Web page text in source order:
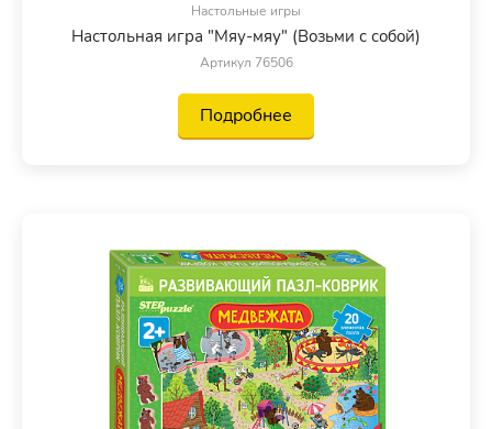
Настольные игры
Настольная игра "Мяу-мяу" (Возьми с собой)
Артикул 76506
Подробнее